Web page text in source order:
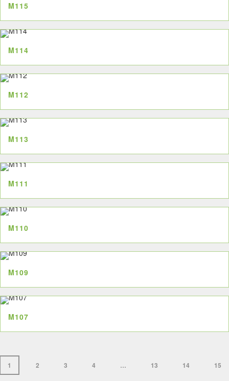
M115
M114
M112
M113
M111
M110
M109
M107
1 2 3 4 … 13 14 15